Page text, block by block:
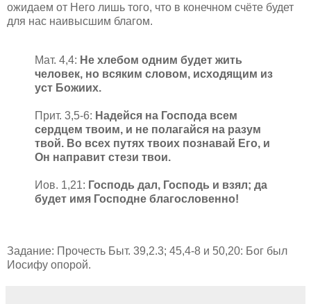
ожидаем от Него лишь того, что в конечном счёте будет
для нас наивысшим благом.
Мат. 4,4: Не хлебом одним будет жить
человек, но всяким словом, исходящим из
уст Божиих.
Прит. 3,5-6: Надейся на Господа всем
сердцем твоим, и не полагайся на разум
твой. Во всех путях твоих познавай Его, и
Он направит стези твои.
Иов. 1,21: Господь дал, Господь и взял; да
будет имя Господне благословенно!
Задание: Прочесть Быт. 39,2.3; 45,4-8 и 50,20: Бог был
Иосифу опорой.